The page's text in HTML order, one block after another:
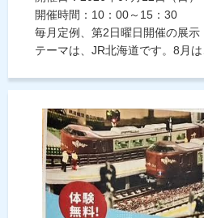
開催時間：10：00～15：30
毎月定例、第2日曜日開催の展
テーマは、JR北海道です。8月